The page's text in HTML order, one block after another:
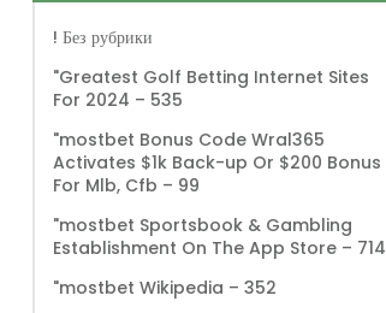
! Без рубрики
"Greatest Golf Betting Internet Sites
For 2024 – 535
"mostbet Bonus Code Wral365
Activates $1k Back-up Or $200 Bonus
For Mlb, Cfb – 99
"‎mostbet Sportsbook & Gambling
Establishment On The App Store – 714
"mostbet Wikipedia – 352